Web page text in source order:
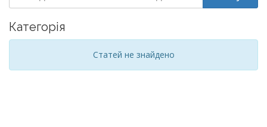
Категорія
Статей не знайдено